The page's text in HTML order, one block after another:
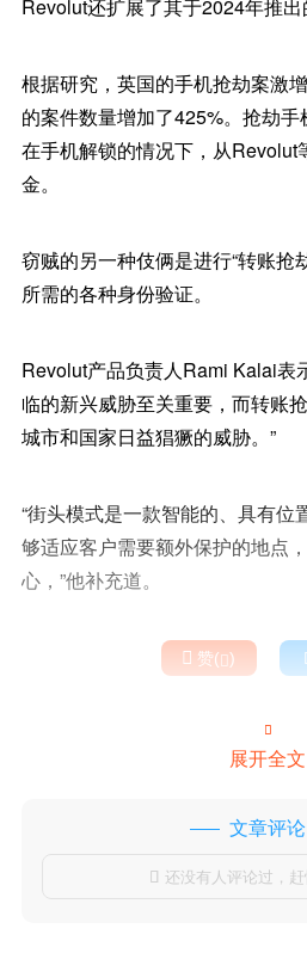
Revolut还扩展了其于2024年推出
根据研究，英国的手机抢劫案激
的案件数量增加了425%。抢劫
在手机解锁的情况下，从Revolut
金。
窃贼的另一种伎俩是进行“转账抢
所需的各种身份验证。
Revolut产品负责人Rami Kalai表
临的新兴威胁至关重要，而转账
城市和国家日益猖獗的威胁。”
“街头模式是一款智能的、具有位
够适应客户需要额外保护的地点
心，”他补充道。
 赞()

展开全文
文章评论
 还没有人评论过，赶